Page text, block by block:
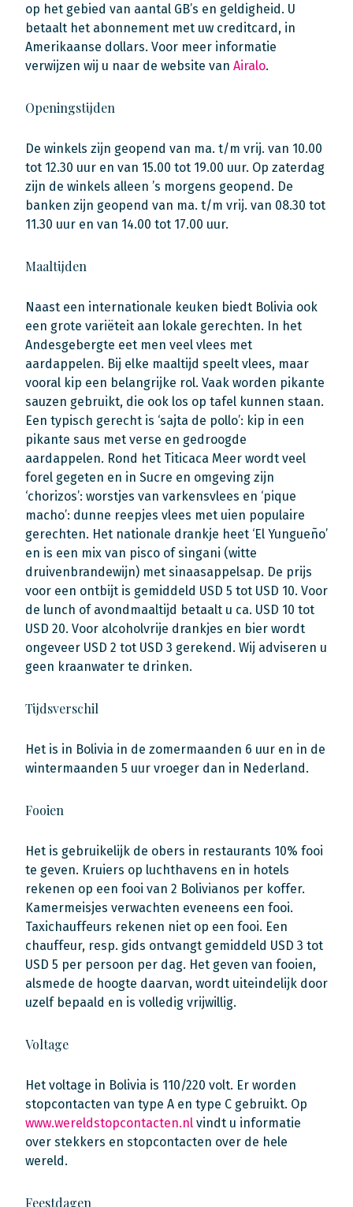
op het gebied van aantal GB’s en geldigheid. U
betaalt het abonnement met uw creditcard, in
Amerikaanse dollars. Voor meer informatie
verwijzen wij u naar de website van Airalo.
Openingstijden
De winkels zijn geopend van ma. t/m vrij. van 10.00
tot 12.30 uur en van 15.00 tot 19.00 uur. Op zaterdag
zijn de winkels alleen ’s morgens geopend. De
banken zijn geopend van ma. t/m vrij. van 08.30 tot
11.30 uur en van 14.00 tot 17.00 uur.
Maaltijden
Naast een internationale keuken biedt Bolivia ook
een grote variëteit aan lokale gerechten. In het
Andesgebergte eet men veel vlees met
aardappelen. Bij elke maaltijd speelt vlees, maar
vooral kip een belangrijke rol. Vaak worden pikante
sauzen gebruikt, die ook los op tafel kunnen staan.
Een typisch gerecht is ‘sajta de pollo’: kip in een
pikante saus met verse en gedroogde
aardappelen. Rond het Titicaca Meer wordt veel
forel gegeten en in Sucre en omgeving zijn
‘chorizos’: worstjes van varkensvlees en ‘pique
macho’: dunne reepjes vlees met uien populaire
gerechten. Het nationale drankje heet ‘El Yungueño’
en is een mix van pisco of singani (witte
druivenbrandewijn) met sinaasappelsap. De prijs
voor een ontbijt is gemiddeld USD 5 tot USD 10. Voor
de lunch of avondmaaltijd betaalt u ca. USD 10 tot
USD 20. Voor alcoholvrije drankjes en bier wordt
ongeveer USD 2 tot USD 3 gerekend. Wij adviseren u
geen kraanwater te drinken.
Tijdsverschil
Het is in Bolivia in de zomermaanden 6 uur en in de
wintermaanden 5 uur vroeger dan in Nederland.
Fooien
Het is gebruikelijk de obers in restaurants 10% fooi
te geven. Kruiers op luchthavens en in hotels
rekenen op een fooi van 2 Bolivianos per koffer.
Kamermeisjes verwachten eveneens een fooi.
Taxichauffeurs rekenen niet op een fooi. Een
chauffeur, resp. gids ontvangt gemiddeld USD 3 tot
USD 5 per persoon per dag. Het geven van fooien,
alsmede de hoogte daarvan, wordt uiteindelijk door
uzelf bepaald en is volledig vrijwillig.
Voltage
Het voltage in Bolivia is 110/220 volt. Er worden
stopcontacten van type A en type C gebruikt. Op
www.wereldstopcontacten.nl vindt u informatie
over stekkers en stopcontacten over de hele
wereld.
Feestdagen